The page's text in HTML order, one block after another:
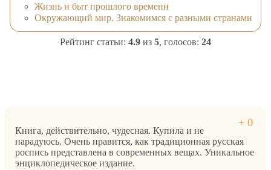
Жизнь и быт прошлого времени
Окружающий мир. Знакомимся с разными странами
Рейтинг статьи: 4.9 из 5, голосов: 24
Книга, действительно, чудесная. Купила и не
нарадуюсь. Очень нравится, как традиционная русская
роспись представлена в современных вещах. Уникальное
энциклопедическое издание.